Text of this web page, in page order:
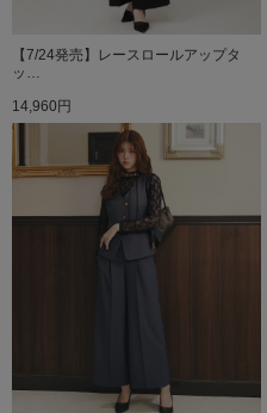
【7/24発売】レースロールアップタ
ッ…
14,960円